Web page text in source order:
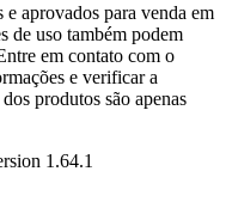
aprovados para venda em
de uso também podem
em contato com o
e verificar a
produtos são apenas
1.64.1